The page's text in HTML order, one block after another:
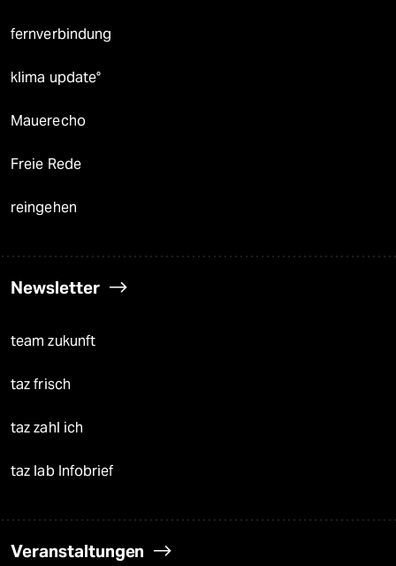
fernverbindung
klima update°
Mauerecho
Freie Rede
reingehen
Newsletter
team zukunft
taz frisch
taz zahl ich
taz lab Infobrief
Veranstaltungen